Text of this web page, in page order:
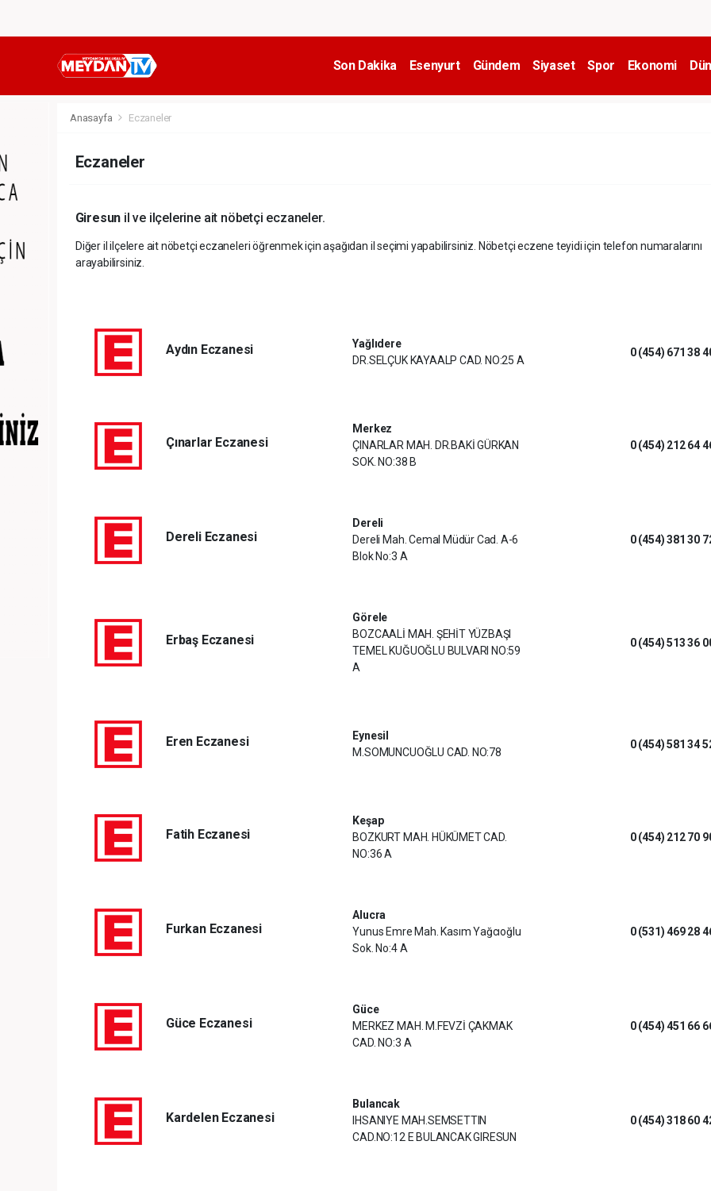
Son Dakika Esenyurt Gündem Siyaset Spor Ekonomi
Anasayfa Eczaneler
Eczaneler
Giresun il ve ilçelerine ait nöbetçi eczaneler.
Diğer il ilçelere ait nöbetçi eczaneleri öğrenmek için aşağıdan il seçimi yapabilirsiniz. Nöbetçi eczene teyidi için telefon numaralarını
arayabilirsiniz.
Aydın Eczanesi
Yağlıdere
DR.SELÇUK KAYAALP CAD. NO:25 A
0 (454) 671 38
Çınarlar Eczanesi
Merkez
ÇINARLAR MAH. DR.BAKİ GÜRKAN
SOK. NO:38 B
0 (454) 212 64
Dereli Eczanesi
Dereli
Dereli Mah. Cemal Müdür Cad. A-6
Blok No:3 A
0 (454) 381 30
Erbaş Eczanesi
Görele
BOZCAALİ MAH. ŞEHİT YÜZBAŞI
TEMEL KUĞUOĞLU BULVARI NO:59
A
0 (454) 513 36
Eren Eczanesi
Eynesil
M.SOMUNCUOĞLU CAD. NO:78
0 (454) 581 34
Fatih Eczanesi
Keşap
BOZKURT MAH. HÜKÜMET CAD.
NO:36 A
0 (454) 212 70
Furkan Eczanesi
Alucra
Yunus Emre Mah. Kasım Yağcıoğlu
Sok. No:4 A
0 (531) 469 28
Güce Eczanesi
Güce
MERKEZ MAH. M.FEVZİ ÇAKMAK
CAD. NO:3 A
0 (454) 451 66
Kardelen Eczanesi
Bulancak
IHSANIYE MAH.SEMSETTIN
CAD.NO:12 E BULANCAK GIRESUN
0 (454) 318 60